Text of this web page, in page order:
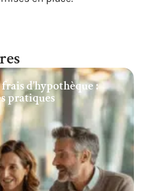
d’hypothèque :
pratiques